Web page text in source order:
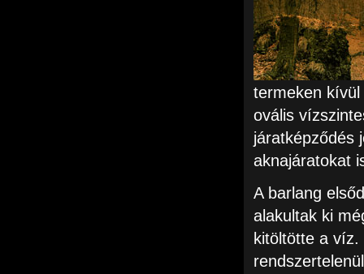
termeken
ovális
járatképződés
aknajáratokat
A barlang
alakultak ki
kitöltötte a